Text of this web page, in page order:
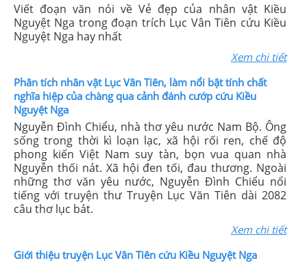
Viết đoạn văn nói về Vẻ đẹp của nhân vật Kiều
Nguyệt Nga trong đoạn trích Lục Vân Tiên cứu Kiều
Nguyệt Nga hay nhất
Xem chi tiết
Phân tích nhân vật Lục Vân Tiên, làm nổi bật tính chất
nghĩa hiệp của chàng qua cảnh đánh cướp cứu Kiều
Nguyệt Nga
Nguyễn Đình Chiểu, nhà thơ yêu nước Nam Bộ. Ông
sống trong thời kì loạn lạc, xã hội rối ren, chế độ
phong kiến Việt Nam suy tàn, bọn vua quan nhà
Nguyễn thối nát. Xã hội đen tối, đau thương. Ngoài
những thơ văn yêu nước, Nguyễn Đình Chiểu nổi
tiếng với truyện thư Truyện Lục Văn Tiên dài 2082
câu thơ lục bát.
Xem chi tiết
Giới thiệu truyện Lục Vân Tiên cứu Kiều Nguyệt Nga